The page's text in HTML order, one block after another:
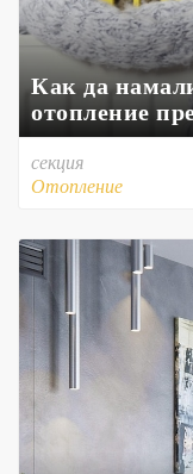
Как да
отопление
секция
Отопление